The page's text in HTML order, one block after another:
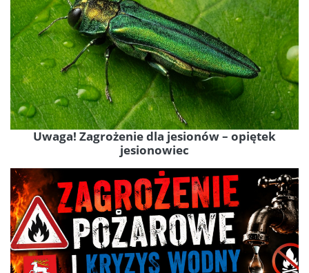
Uwaga! Zagrożenie dla jesionów – opiętek
jesionowiec